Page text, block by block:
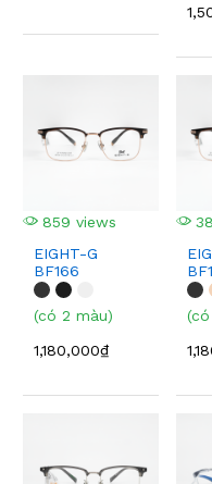
859 views
EIGHT-G
BF166
(có 2 màu)
1,180,000₫
(có